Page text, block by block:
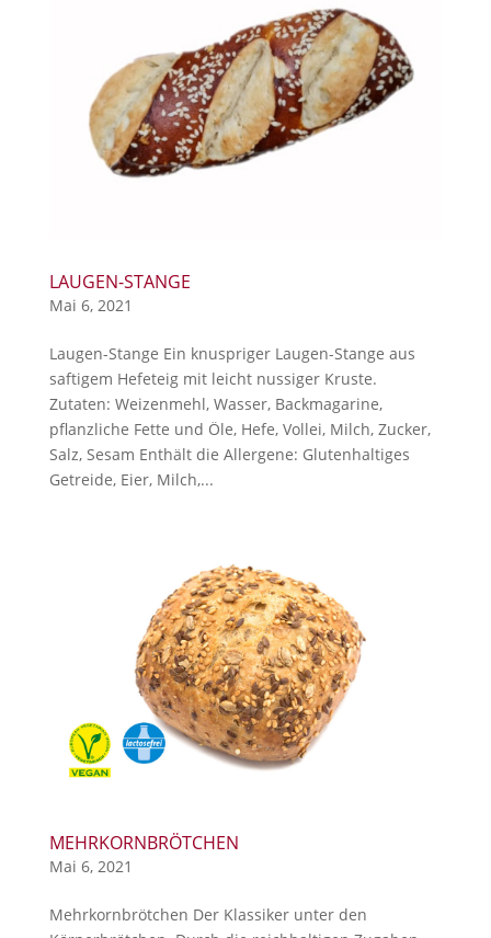
LAUGEN-STANGE
Mai 6, 2021
Laugen-Stange Ein knuspriger Laugen-Stange aus
saftigem Hefeteig mit leicht nussiger Kruste.
Zutaten: Weizenmehl, Wasser, Backmagarine,
pflanzliche Fette und Öle, Hefe, Vollei, Milch, Zucker,
Salz, Sesam Enthält die Allergene: Glutenhaltiges
Getreide, Eier, Milch,...
MEHRKORNBRÖTCHEN
Mai 6, 2021
Mehrkornbrötchen Der Klassiker unter den